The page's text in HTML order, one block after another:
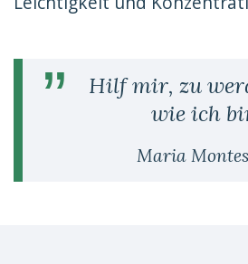
Hilf mir, zu
wie ich
Maria